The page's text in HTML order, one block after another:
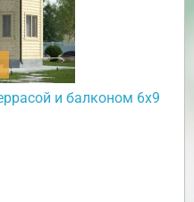
и балконом 6х9